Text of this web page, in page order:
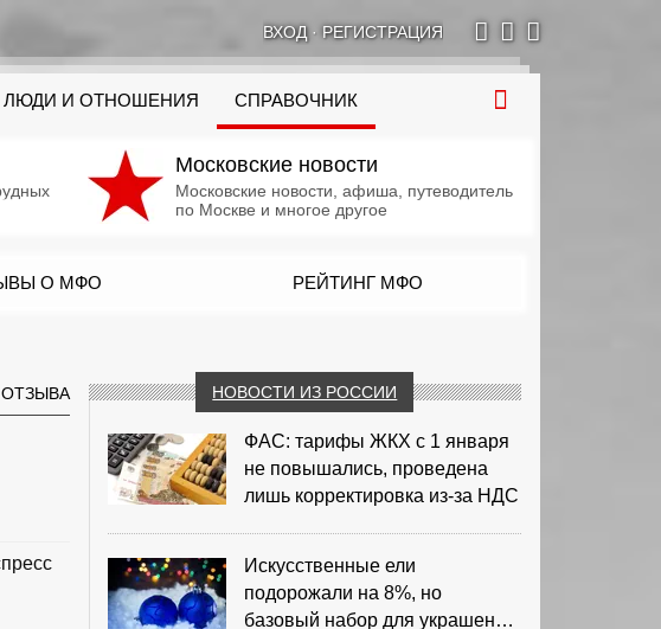
ВХОД· РЕГИСТРАЦИЯ
ЛЮДИ И ОТНОШЕНИЯ СПРАВОЧНИК
Московские новости
Московские новости, афиша, путеводитель
по Москве и многое другое
О МФО РЕЙТИНГ МФО
ОТЗЫВА НОВОСТИ ИЗ РОССИИ
ФАС: тарифы ЖКХ с 1 января
не повышались, проведена
лишь корректировка из‑за НДС
Искусственные ели
подорожали на 8%, но
базовый набор для украшения